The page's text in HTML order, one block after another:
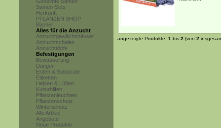
Samen-Sets
Herkunft
PFLANZEN SHOP
Bücher
Alles für die Anzucht
Anzuchtgewächshäuser
Anzuchtschalen
Anzuchttöpfe
Befestigungen
Bewässerung
Dünger
Erden & Substrate
Etiketten
Heizen & Lüften
Kulturhilfen
Pflanzenleuchten
Pflanzenschutz
Winterschutz
Alle Artikel
Angebote
Neue Produkte
angezeigte Produkte: 1 bis 2 (von 2